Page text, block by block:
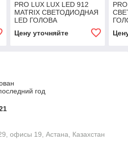
PRO LUX LUX LED 912
MATRIX СВЕТОДИОДНАЯ
LED ГОЛОВА
Цену уточняйте
год
офисы 19, Астана, Казахстан